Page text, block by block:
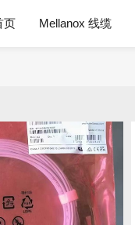
页 Mellanox 线缆